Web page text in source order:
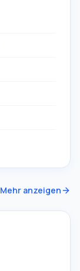
Mehr anzeigen